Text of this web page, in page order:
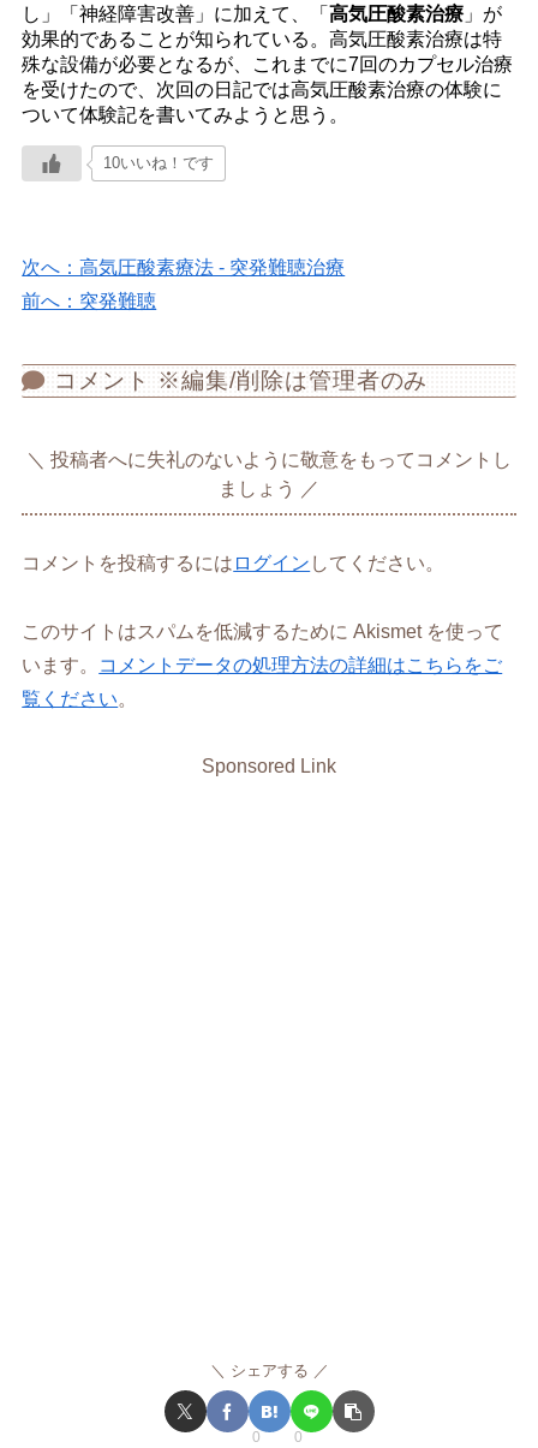
し」「神経障害改善」に加えて、「高気圧酸素治療 」が
効果的であることが知られている。高気圧酸素治療は特
殊な設備が必要となるが、これまでに7回のカプセル治療
を受けたので、次回の日記では高気圧酸素治療の体験に
ついて体験記を書いてみようと思う。
10いいね！です
次へ：高気圧酸素療法 - 突発難聴治療
前へ：突発難聴
コメント ※編集/削除は管理者のみ
投稿者へに失礼のないように敬意をもってコメントし
ましょう
コメントを投稿するには ログイン してください。
このサイトはスパムを低減するために Akismet を使って
います。
コメントデータの処理方法の詳細はこちらをご
覧ください。
Sponsored Link
シェアする
0 0